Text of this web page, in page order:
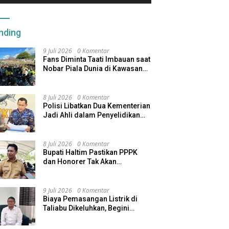
9 Juli 2026 0 Komentar
Fans Diminta Taati Imbauan saat
Nobar Piala Dunia di Kawasan
8 Juli 2026 0 Komentar
Polisi Libatkan Dua Kementerian
Jadi Ahli dalam Penyelidikan
8 Juli 2026 0 Komentar
Bupati Haltim Pastikan PPPK
dan Honorer Tak Akan
9 Juli 2026 0 Komentar
Biaya Pemasangan Listrik di
Taliabu Dikeluhkan, Begini